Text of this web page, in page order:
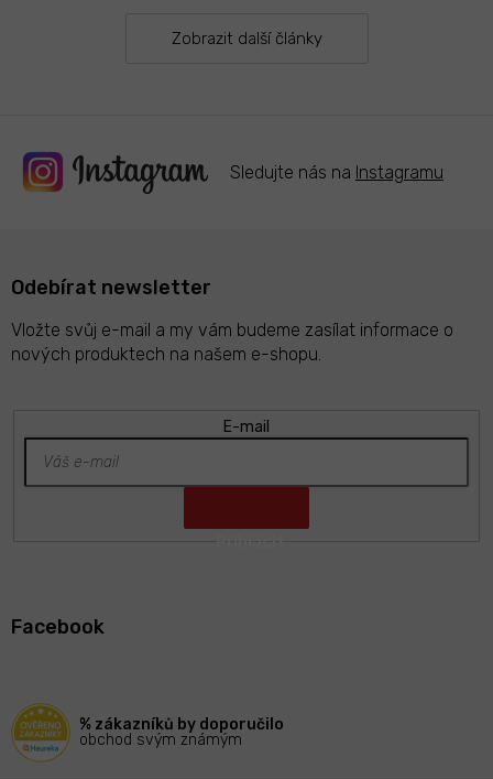
Zobrazit další články
Sledujte nás na Instagramu
Odebírat newsletter
Vložte svůj e-mail a my vám budeme zasílat informace o
nových produktech na našem e-shopu.
E-mail
Facebook
% zákazníků by doporučilo
obchod svým známým